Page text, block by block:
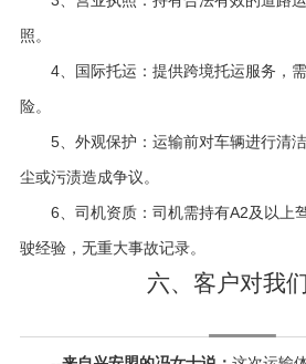
照。
4、国际托运：提供跨境托运服务，
险。
5、外观保护：运输前对车辆进行清
尘或污渍造成争议。
6、司机资质：司机需持有A2及以上
驶经验，无重大事故记录。
六、客户对我